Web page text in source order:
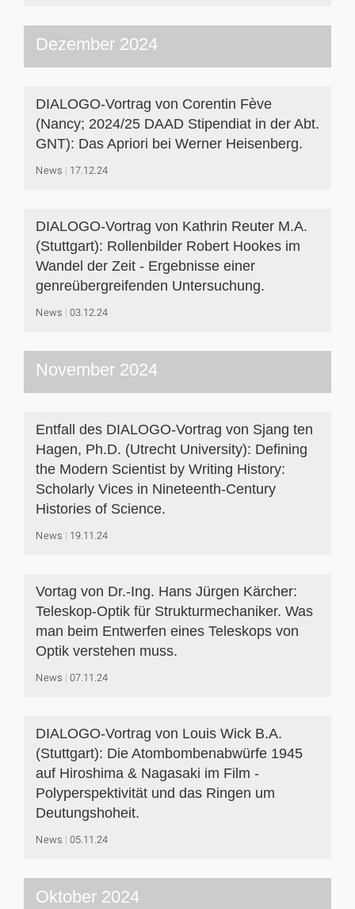
Dezember 2024
DIALOGO-Vortrag von Corentin Fève
(Nancy; 2024/25 DAAD Stipendiat in der Abt.
GNT): Das Apriori bei Werner Heisenberg.
News 17.12.24
DIALOGO-Vortrag von Kathrin Reuter M.A.
(Stuttgart): Rollenbilder Robert Hookes im
Wandel der Zeit - Ergebnisse einer
genreübergreifenden Untersuchung.
News 03.12.24
November 2024
Entfall des DIALOGO-Vortrag von Sjang ten
Hagen, Ph.D. (Utrecht University): Defining
the Modern Scientist by Writing History:
Scholarly Vices in Nineteenth-Century
Histories of Science.
News 19.11.24
Vortag von Dr.-Ing. Hans Jürgen Kärcher:
Teleskop-Optik für Strukturmechaniker. Was
man beim Entwerfen eines Teleskops von
Optik verstehen muss.
News 07.11.24
DIALOGO-Vortrag von Louis Wick B.A.
(Stuttgart): Die Atombombenabwürfe 1945
auf Hiroshima & Nagasaki im Film -
Polyperspektivität und das Ringen um
Deutungshoheit.
News 05.11.24
Oktober 2024